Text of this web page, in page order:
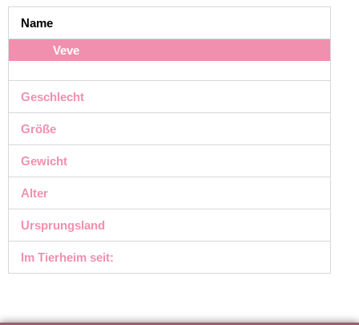
Name
Veve
Geschlecht
Größe
Gewicht
Alter
Ursprungsland
Im Tierheim seit: